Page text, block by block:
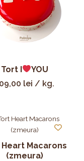
Tort I
YOU
lei / kg.
Macarons
(zmeura)